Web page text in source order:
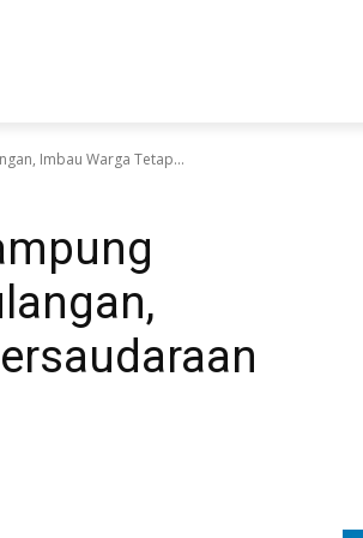
Imbau Warga Tetap...